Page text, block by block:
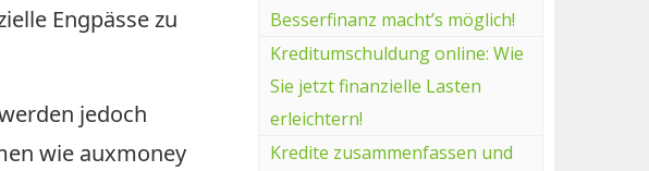
Engpässe zu
jedoch
wie auxmoney
Besserfinanz macht’s möglich!
Kreditumschuldung online: Wie
Sie jetzt finanzielle Lasten
erleichtern!
Kredite zusammenfassen und